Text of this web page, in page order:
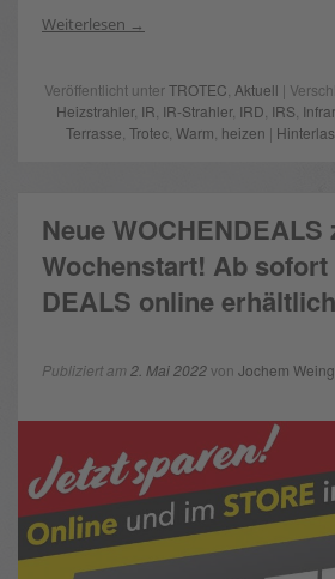
Weiterlesen
Veröffentlicht unterTROTEC Aktuell |
Heizstrahler, IR IR-Strahler, IRD IRS
Terrasse Trotec Warm heizen |
Neue WOCHENDEALS
Wochenstart! Ab
DEALS online
Publiziert am 2. Mai 2022von Jochem